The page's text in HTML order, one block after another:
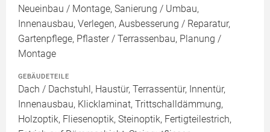
Neueinbau / Montage, Sanierung / Umbau,
Innenausbau, Verlegen, Ausbesserung / Reparatur,
Gartenpflege, Pflaster / Terrassenbau, Planung /
Montage
GEBÄUDETEILE
Dach / Dachstuhl, Haustür, Terrassentür, Innentür,
Innenausbau, Klicklaminat, Trittschalldämmung,
Holzoptik, Fliesenoptik, Steinoptik, Fertigteilestrich,